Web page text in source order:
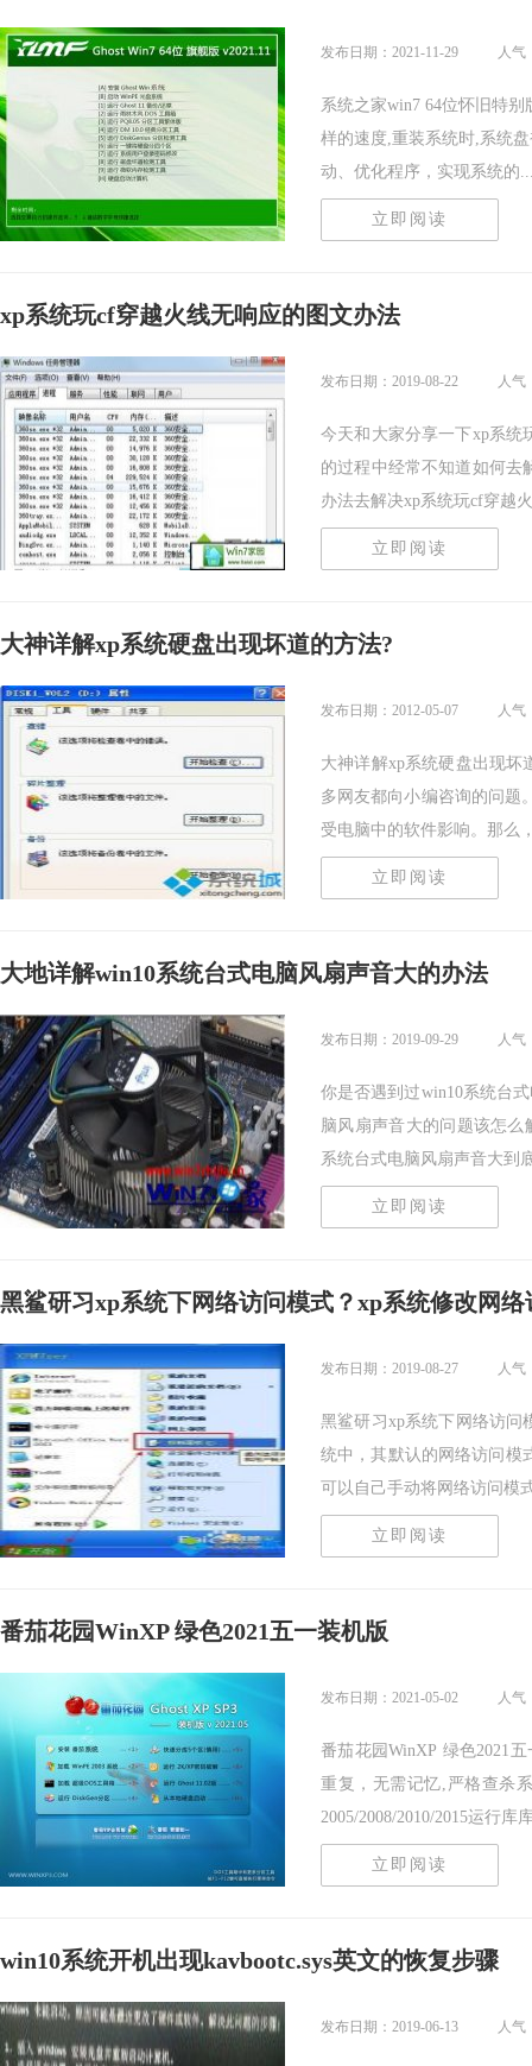
发布日期：2021-11-29 人气
系统之家win7 64位怀旧特别
样的速度,重装系统时,系统
动、优化程序，实现系统的
立即阅读
xp系统玩cf穿越火线无响应的图文办法
发布日期：2019-08-22 人气
今天和大家分享一下xp系统
的过程中经常不知道如何去
办法去解决xp系统玩cf穿越
立即阅读
大神详解xp系统硬盘出现坏道的方法?
发布日期：2012-05-07 人气
大神详解xp系统硬盘出现坏
多网友都向小编咨询的问题
受电脑中的软件影响。那么
立即阅读
大地详解win10系统台式电脑风扇声音大的办法
发布日期：2019-09-29 人气
你是否遇到过win10系统台
脑风扇声音大的问题该怎么
系统台式电脑风扇声音大到
立即阅读
黑鲨研习xp系统下网络访问模式？xp系统修改网
发布日期：2019-08-27 人气
黑鲨研习xp系统下网络访问
统中，其默认的网络访问模
可以自己手动将网络访问模
立即阅读
番茄花园WinXP 绿色2021五一装机版
发布日期：2021-05-02 人气
番茄花园WinXP 绿色2021
重复，无需记忆,严格查杀
2005/2008/2010/2015运行库
立即阅读
win10系统开机出现kavbootc.sys英文的恢复步骤
发布日期：2019-06-13 人气